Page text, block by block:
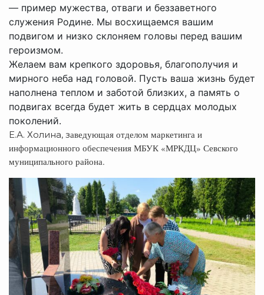
— пример мужества, отваги и беззаветного
служения Родине. Мы восхищаемся вашим
подвигом и низко склоняем головы перед вашим
героизмом.
Желаем вам крепкого здоровья, благополучия и
мирного неба над головой. Пусть ваша жизнь будет
наполнена теплом и заботой близких, а память о
подвигах всегда будет жить в сердцах молодых
поколений.
Е.А. Холина, заведующая отделом маркетинга и
информационного обеспечения МБУК «МРКДЦ» Севского
муниципального района.